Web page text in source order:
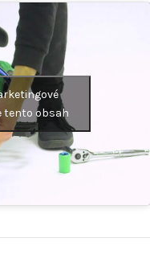
tento obsah